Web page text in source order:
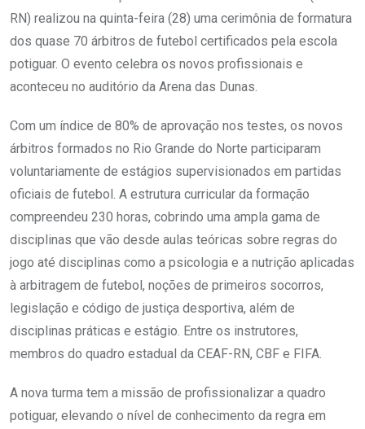
RN) realizou na quinta-feira (28) uma cerimônia de formatura
dos quase 70 árbitros de futebol certificados pela escola
potiguar. O evento celebra os novos profissionais e
aconteceu no auditório da Arena das Dunas.
Com um índice de 80% de aprovação nos testes, os novos
árbitros formados no Rio Grande do Norte participaram
voluntariamente de estágios supervisionados em partidas
oficiais de futebol. A estrutura curricular da formação
compreendeu 230 horas, cobrindo uma ampla gama de
disciplinas que vão desde aulas teóricas sobre regras do
jogo até disciplinas como a psicologia e a nutrição aplicadas
à arbitragem de futebol, noções de primeiros socorros,
legislação e código de justiça desportiva, além de
disciplinas práticas e estágio. Entre os instrutores,
membros do quadro estadual da CEAF-RN, CBF e FIFA.
A nova turma tem a missão de profissionalizar a quadro
potiguar, elevando o nível de conhecimento da regra em